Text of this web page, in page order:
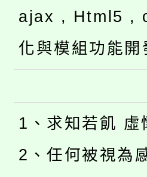
ajax , Html5 ,
化與模組功能開
1、求知若飢 虛
2、任何被視為